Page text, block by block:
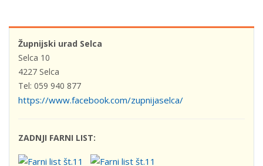
Župnijski urad Selca
Selca 10
4227 Selca
Tel: 059 940 877
https://www.facebook.com/zupnijaselca/
ZADNJI FARNI LIST: